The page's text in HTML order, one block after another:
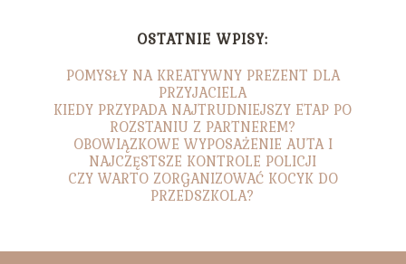
OSTATNIE WPISY:
POMYSŁY NA KREATYWNY PREZENT DLA
PRZYJACIELA
KIEDY PRZYPADA NAJTRUDNIEJSZY ETAP PO
ROZSTANIU Z PARTNEREM?
OBOWIĄZKOWE WYPOSAŻENIE AUTA I
NAJCZĘSTSZE KONTROLE POLICJI
CZY WARTO ZORGANIZOWAĆ KOCYK DO
PRZEDSZKOLA?